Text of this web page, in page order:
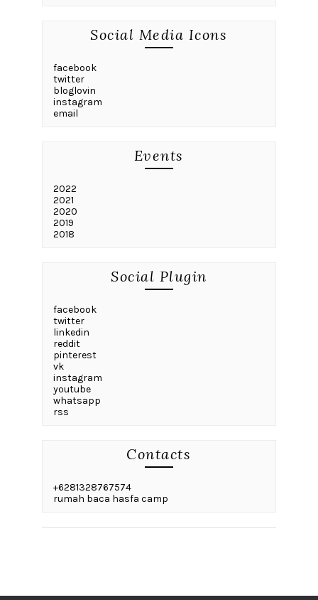
Social Media Icons
facebook
twitter
bloglovin
instagram
email
Events
2022
2021
2020
2019
2018
Social Plugin
facebook
twitter
linkedin
reddit
pinterest
vk
instagram
youtube
whatsapp
rss
Contacts
+6281328767574
rumah baca hasfa camp